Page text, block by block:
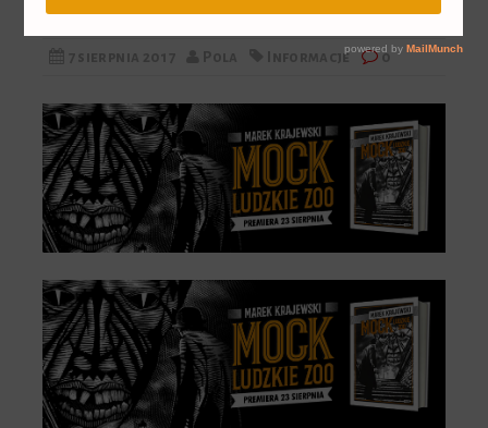
Informacje 0